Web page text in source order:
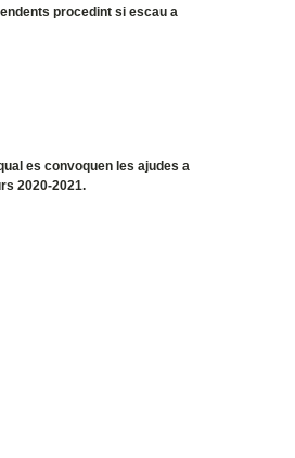
procedint si escau a
es convoquen les ajudes a
2020-2021.